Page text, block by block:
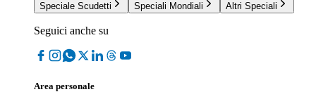
Speciale Scudetti
Speciali Mondiali Altri Speciali
Seguici anche su
Area personale